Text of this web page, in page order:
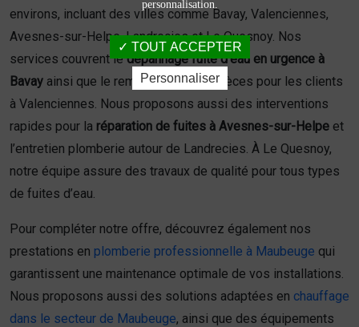
environs, incluant des villes comme Bavay, Valenciennes,
Avesnes-sur-Helpe, Landrecies et Le Quesnoy. Nos
services couvrent ledépannage fuite d’eau en urgence à
Bavay ainsi que le remplacement de pièces pour les clients
à Valenciennes. Nous proposons aussi des interventions
rapides pour la réparation de fuites à Avesnes-sur-Helpe et
l’entretien plomberie autour de Landrecies. À Le Quesnoy,
notre équipe assure des travaux de qualité pour tous types
de fuites d’eau.
Pour compléter notre offre, découvrez également nos
prestations en plomberie professionnelle à Maubeuge qui
garantissent une maintenance optimale de vos installations.
Nous proposons aussi des solutions adaptées en chauffage
dans le secteur de Maubeuge, ainsi que des équipements
personnalisation.
TOUT ACCEPTER
Personnaliser